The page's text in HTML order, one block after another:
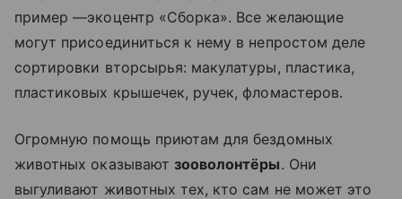
пример —экоцентр «Сборка». Все желающие
могут присоединиться к нему в непростом деле
сортировки вторсырья: макулатуры, пластика,
пластиковых крышечек, ручек, фломастеров.
Огромную помощь приютам для бездомных
животных оказывают зооволонтёры. Они
выгуливают животных тех, кто сам не может это